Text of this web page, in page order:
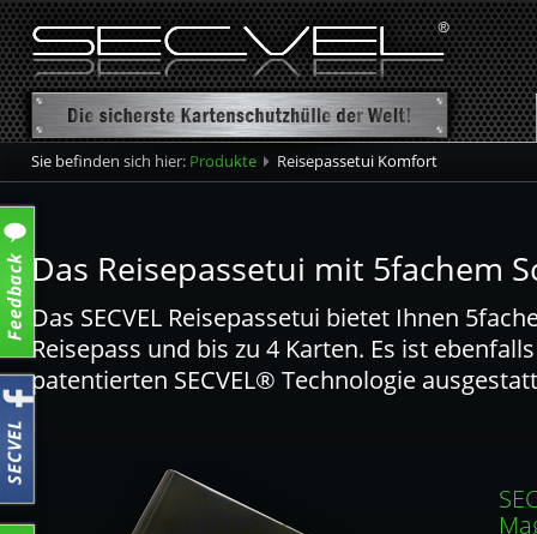
Übersicht
Kartenschutztasche
Kartenschutztasche CF+
Reisepassetui
Sie befinden sich hier: Produkte Reisepassetui Komfort
Das Reisepassetui mit 5fachem
Das SECVEL Reisepassetui bietet Ihnen
Reisepass und bis zu 4 Karten. Es ist
patentierten SECVEL® Technologie